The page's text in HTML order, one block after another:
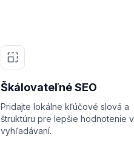
Škálovateľné SEO
Pridajte lokálne kľúčové slová a
štruktúru pre lepšie hodnotenie
vyhľadávaní.